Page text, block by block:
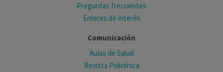
Preguntas frecuentes
Enlaces de interés
Comunicación
Aulas de Salud
Revista Policlínica